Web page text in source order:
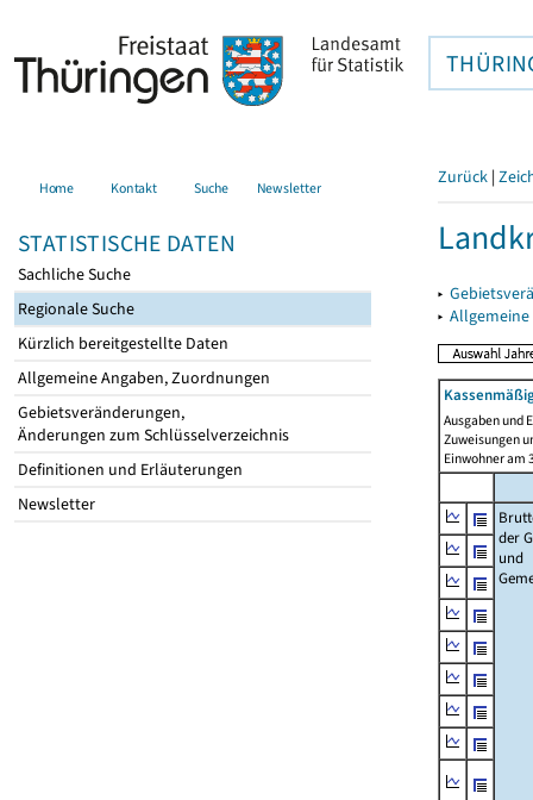
Home Kontakt Suche Newsletter
STATISTISCHE DATEN
Sachliche Suche
Regionale Suche
Kürzlich bereitgestellte Daten
Allgemeine Angaben, Zuordnungen
Gebietsveränderungen,
Änderungen zum Schlüsselverzeichnis
Definitionen und Erläuterungen
Newsletter
Zurück |
▸
▸
Ausgaben und
Zuweisungen
Einwohner am
der
und